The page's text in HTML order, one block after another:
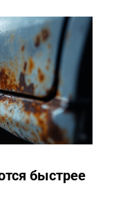
быстрее